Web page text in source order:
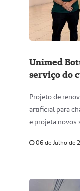
Unimed
serviço do
Projeto de
artificial para
e projeta novos
06 de Julho de